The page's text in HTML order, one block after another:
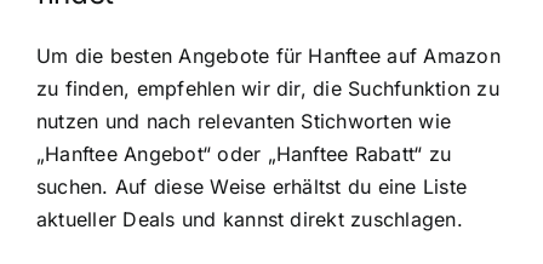
Um die besten Angebote für Hanftee auf Amazon
zu finden, empfehlen wir dir, die Suchfunktion zu
nutzen und nach relevanten Stichworten wie
„Hanftee Angebot“ oder „Hanftee Rabatt“ zu
suchen. Auf diese Weise erhältst du eine Liste
aktueller Deals und kannst direkt zuschlagen.